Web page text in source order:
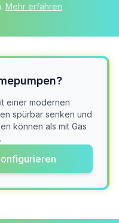
Mehr erfahren
einer modernen
spürbar senken und
können als mit Gas